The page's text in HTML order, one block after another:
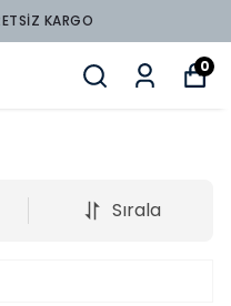
KARGO
0
Sırala